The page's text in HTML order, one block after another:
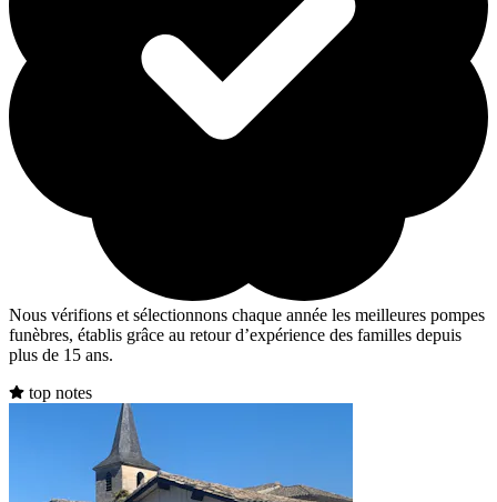
Nous vérifions et sélectionnons chaque année les meilleures pompes
funèbres, établis grâce au retour d’expérience des familles depuis
plus de 15 ans.
top notes